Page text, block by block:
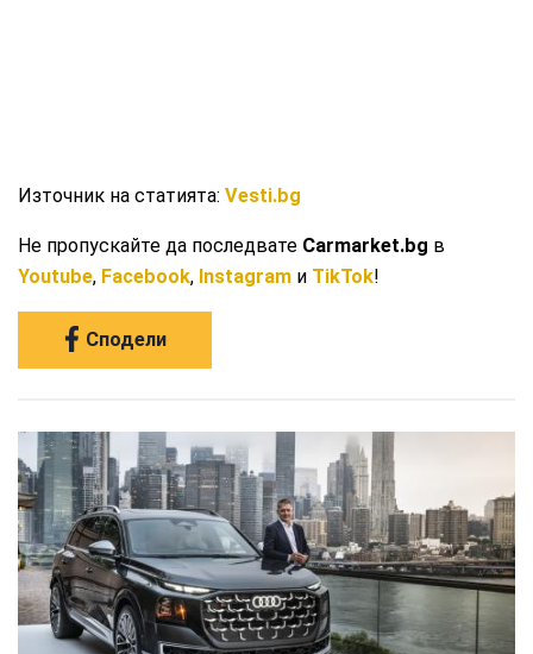
Източник на статията:Vesti.bg
Не пропускайте да последвате Carmarket.bg в
Youtube, Facebook, Instagram и TikTok!
Сподели